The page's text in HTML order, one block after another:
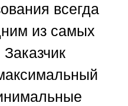
всегда
из самых